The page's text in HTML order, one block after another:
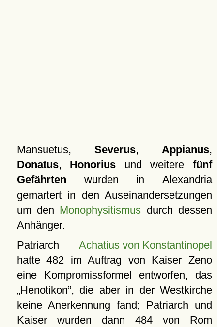
Mansuetus, Severus, Appianus,
Donatus, Honorius und weitere fünf
Gefährten wurden in Alexandria
gemartert in den Auseinandersetzungen
um den Monophysitismus durch dessen
Anhänger.
Patriarch Achatius von Konstantinopel
hatte 482 im Auftrag von Kaiser Zeno
eine Kompromissformel entworfen, das
Henotikon , die aber in der Westkirche
keine Anerkennung fand; Patriarch und
Kaiser wurden dann 484 von Rom